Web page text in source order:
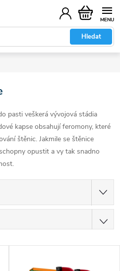
Hledat
Nákupní
košík
pasti veškerá vývojová stádia
kapse obsahují feromony, které
štěnic. Jakmile se štěnice
opustit a vy tak snadno